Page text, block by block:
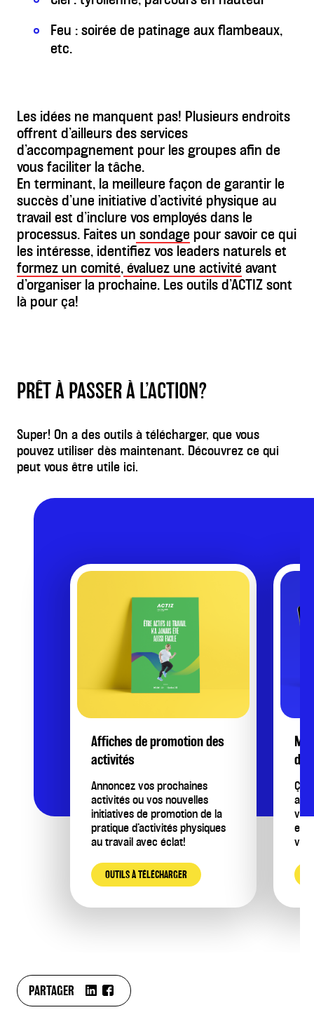
Feu : soirée de patinage aux flambeaux,
etc.
Les idées ne manquent pas! Plusieurs endroits
offrent d’ailleurs des services
d’accompagnement pour les groupes afin de
vous faciliter la tâche.
En terminant, la meilleure façon de garantir le
succès d’une initiative d’activité physique au
travail est d’inclure vos employés dans le
processus. Faites un sondage pour savoir ce qui
les intéresse, identifiez vos leaders naturels et
formez un comité, évaluez une activité avant
d’organiser la prochaine. Les outils d’ACTIZ sont
là pour ça!
PRÊT À PASSER À L’ACTION?
Super! On a des outils à télécharger, que vous
pouvez utiliser dès maintenant. Découvrez ce qui
peut vous être utile ici.
Affiches de promotion des
activités
Annoncez vos prochaines
activités ou vos nouvelles
initiatives de promotion de la
pratique d’activités physiques
au travail avec éclat!
OUTILS À TÉLÉCHARGER
Ça
PARTAGER